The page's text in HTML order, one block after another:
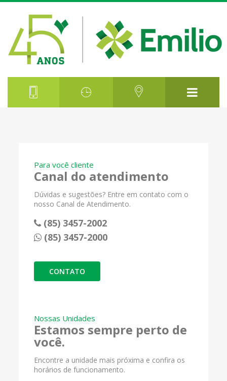
Para você cliente
Canal do atendimento
Dúvidas e sugestões? Entre em contato com o
nosso Canal de Atendimento.
(85) 3457-2002
(85) 3457-2000
CONTATO
Nossas Unidades
Estamos sempre perto de
você.
Encontre a unidade mais próxima e confira os
horários de funcionamento.